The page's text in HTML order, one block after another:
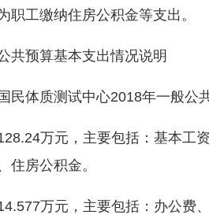
职工缴纳住房公积金等支出。
预算基本支出情况说明
体质测试中心2018年一般公
万元，主要包括：基本工资
住房公积金。
万元，主要包括：办公费、